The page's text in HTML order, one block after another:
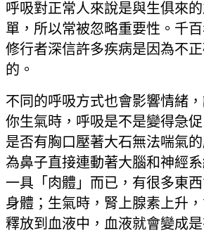
呼吸對正常人來說是與生俱來
單，所以常被忽略重要性。千
修行者深信許多疾病是因為不
的。
不同的呼吸方式也會影響情緒
你生氣時，呼吸是不是變得急促
是否有胸口壓著大石無法喘氣
為鼻子直接連動著大腦和神經
一具「肉體」而已，有很多東
身體；生氣時，腎上腺素上升
釋放到血液中，血液就會變成是